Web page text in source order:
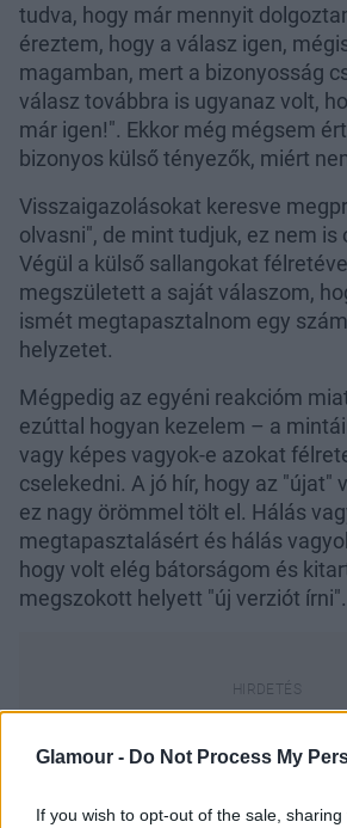
Glamour - Do Not Process My
If you wish to opt-out of the sale,
tudva, hogy már mennyit
éreztem, hogy a válasz igen,
magamban, mert a bizonyosság
válasz továbbra is ugyanaz volt,
már igen!". Ekkor még mégsem
bizonyos külső tényezők, miért
Visszaigazolásokat keresve
olvasni", de mint tudjuk, ez nem is
Végül a külső sallangokat
megszületett a saját válaszom,
ismét megtapasztalnom egy
helyzetet.
Mégpedig az egyéni reakcióm
ezúttal hogyan kezelem – a
vagy képes vagyok-e azokat
cselekedni. A jó hír, hogy az "újat"
ez nagy örömmel tölt el. Hálás
megtapasztalásért és hálás
hogy volt elég bátorságom és
megszokott helyett "új verziót írni".